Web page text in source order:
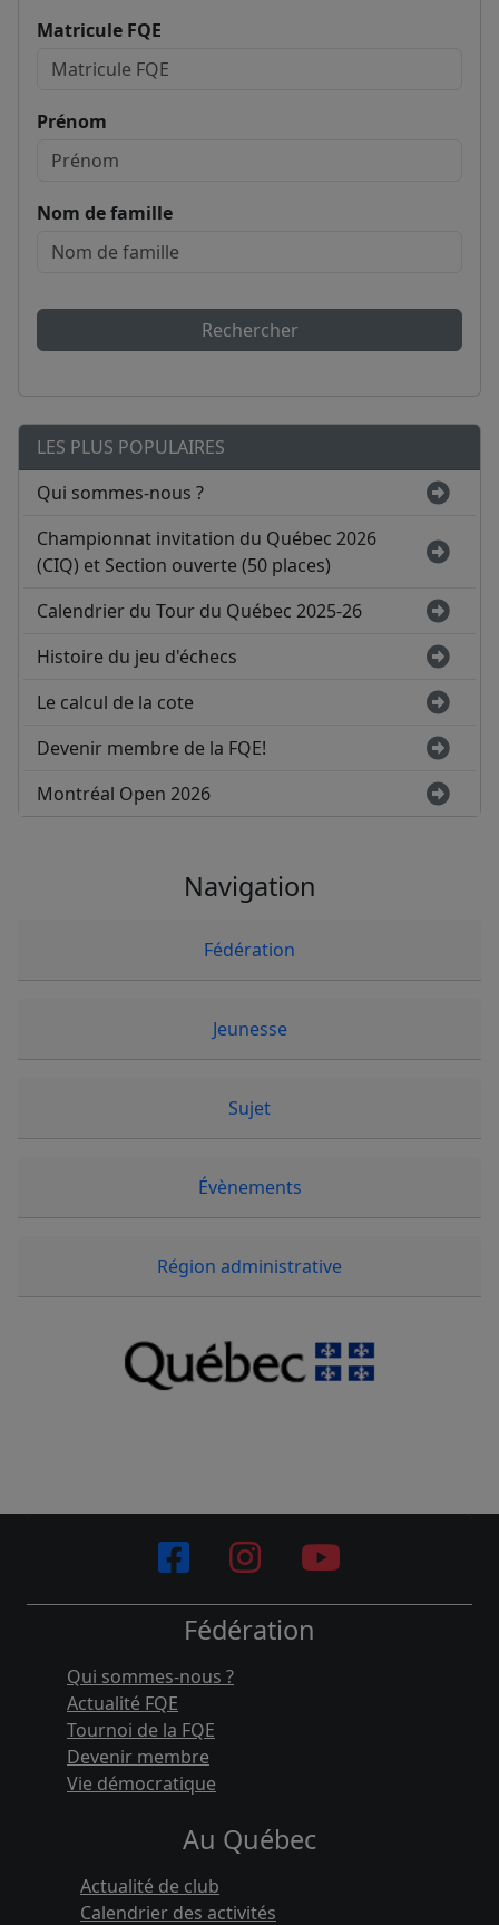
Matricule FQE
Prénom
Nom de famille
Rechercher
LES PLUS POPULAIRES
Qui sommes-nous ?
Championnat invitation du Québec 2026
(CIQ) et Section ouverte (50 places)
Calendrier du Tour du Québec 2025-26
Histoire du jeu d'échecs
Le calcul de la cote
Devenir membre de la FQE!
Montréal Open 2026
Navigation
Fédération
Jeunesse
Sujet
Évènements
Région administrative
Fédération
Qui sommes-nous ?
Actualité FQE
Tournoi de la FQE
Devenir membre
Vie démocratique
Au Québec
Actualité de club
Calendrier des activités